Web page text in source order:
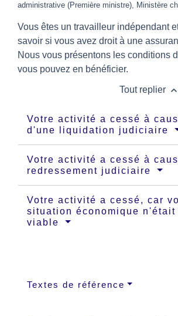
administrative (Première ministre), Ministère
Vous êtes un travailleur indépendant
savoir si vous avez droit à une
Nous vous présentons les conditions
vous pouvez en bénéficier.
Tout replier keyboard_arrow_up
Votre activité a cessé à
d'une liquidation judiciaire
Votre activité a cessé à
redressement judiciaire
Votre activité a cessé, car
situation économique n'était
viable
Textes de référence